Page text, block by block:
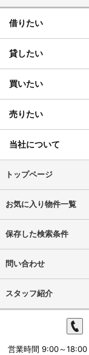
借りたい
貸したい
買いたい
売りたい
当社について
トップページ
お気に入り物件一覧
保存した検索条件
問い合わせ
スタッフ紹介
営業時間 9:00～18:00